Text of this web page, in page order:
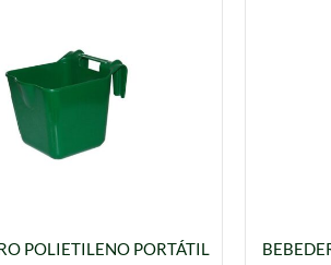
POLIETILENO PORTÁTIL